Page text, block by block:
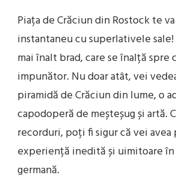
Piața de Crăciun din Rostock te
instantaneu cu superlativele
mai înalt brad, care se înalță spre
impunător. Nu doar atât, vei
piramidă de Crăciun din lume, o
capodoperă de meșteșug și artă.
recorduri, poți fi sigur că vei avea
experiență inedită și uimitoare în
germană.